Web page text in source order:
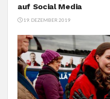
auf Social Media
19. DEZEMBER 2019